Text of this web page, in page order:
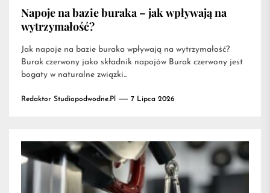
Napoje na bazie buraka – jak wpływają na
wytrzymałość?
Jak napoje na bazie buraka wpływają na wytrzymałość?
Burak czerwony jako składnik napojów Burak czerwony jest
bogaty w naturalne związki...
Redaktor Studiopodwodne.pl 7 Lipca 2026